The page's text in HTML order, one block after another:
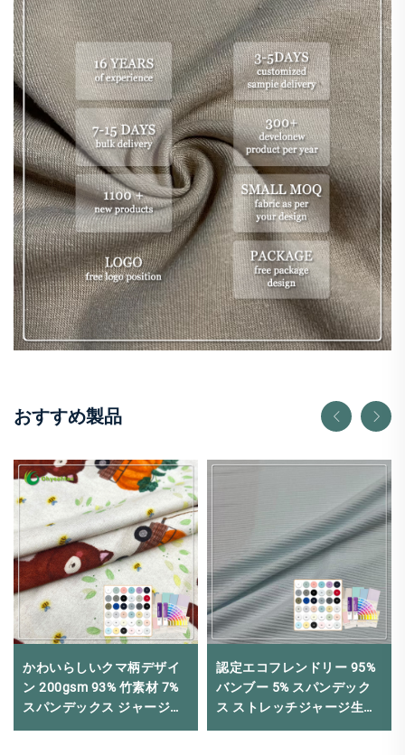
おすすめ製品
かわいらしいクマ柄デザイ
ン 200gsm 93% 竹素材 7%
スパンデックス ジャージー
生地 子供用パジャマに適し
認定エコフレンドリー 95%
バンブー 5% スパンデック
ス ストレッチジャージ生地
2x2 リブ編み（ベビーTシャ